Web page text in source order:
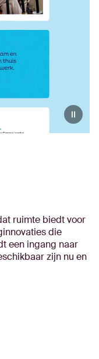
ruimte biedt voor
die
een ingang naar
zijn nu en